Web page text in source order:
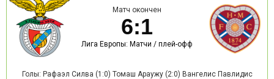
Матч окончен
6:1
Лига Европы: Матчи / плей-офф
Голы: Рафаэл Силва (1:0) Томаш Араужу (2:0) Вангелис Павлидис